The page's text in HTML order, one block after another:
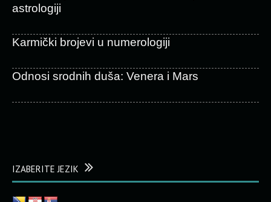
astrologiji
Karmički brojevi u numerologiji
Odnosi srodnih duša: Venera i Mars
IZABERITE JEZIK